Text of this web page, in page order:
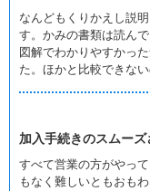
なんどもくりかえし説
す。かみの書類は読ん
図解でわかりやすかっ
た。ほかと比較できな
加入手続きのスムーズ
すべて営業の方がやっ
もなく難しいともおも